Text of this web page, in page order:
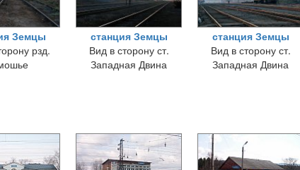
Земцы
рзд.
станция Земцы
Вид в сторону ст.
Западная Двина
станция Земцы
Вид в сторону ст.
Западная Двина